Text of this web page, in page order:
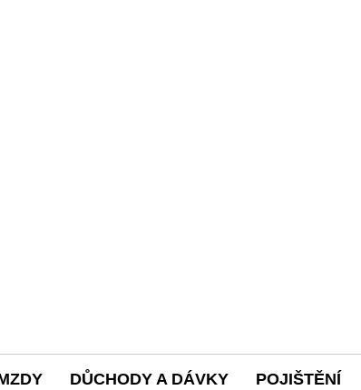
DŮCHODY A DÁVKY POJIŠTĚNÍ